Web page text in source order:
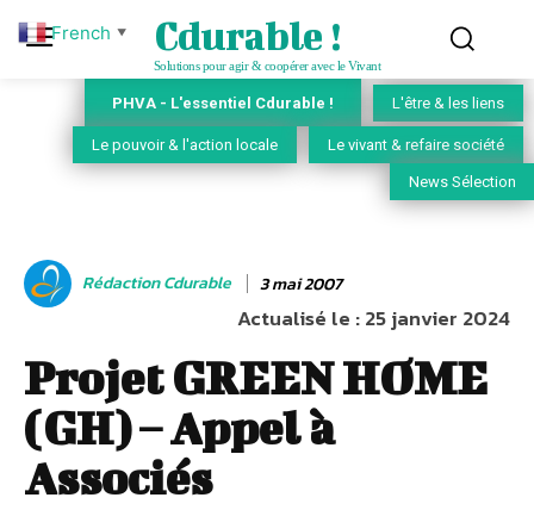
Cdurable !
Solutions pour agir & coopérer avec le Vivant
PHVA - L'essentiel Cdurable ! L'être & les liens
Le pouvoir & l'action locale Le vivant & refaire société
News Sélection
Rédaction Cdurable 3 mai 2007
Actualisé le :25 janvier 2024
Projet GREEN HOME
(GH) – Appel à
Associés
French ▼